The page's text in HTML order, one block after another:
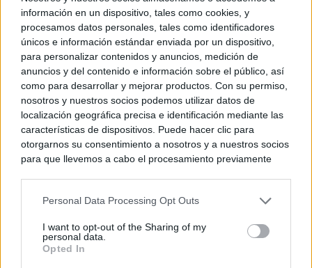
información en un dispositivo, tales como cookies, y
procesamos datos personales, tales como identificadores
únicos e información estándar enviada por un dispositivo,
para personalizar contenidos y anuncios, medición de
anuncios y del contenido e información sobre el público, así
como para desarrollar y mejorar productos. Con su permiso,
nosotros y nuestros socios podemos utilizar datos de
localización geográfica precisa e identificación mediante las
características de dispositivos. Puede hacer clic para
otorgarnos su consentimiento a nosotros y a nuestros socios
para que llevemos a cabo el procesamiento previamente
negar su consentimiento. Tenga en cuenta que algún
de su consentimiento, pero usted tiene el derecho de
rechazar tal procesamiento. Sus preferencias se aplicarán
Personal Data Processing Opt Outs
I want to opt-out of the Sharing of my
personal data.
Opted In
© Kiosko.net Aviso Legal Privacidad y Cookies